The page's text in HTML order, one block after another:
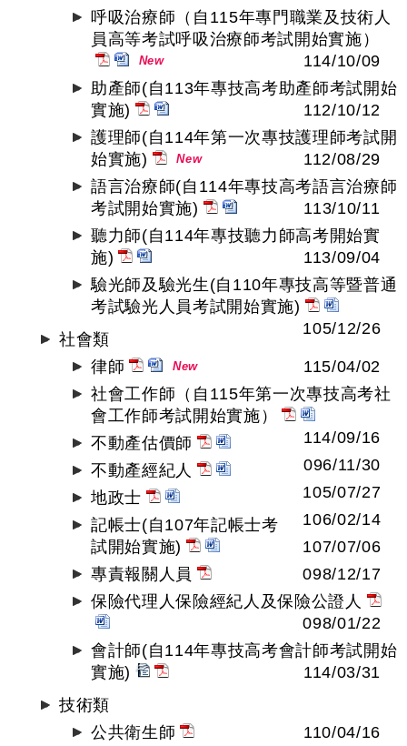
呼吸治療師（自115年專門職業及技術人
員高等考試呼吸治療師考試開始實施）
New
114/10/09
助產師(自113年專技高考助產師考試開始
實施)
112/10/12
護理師(自114年第一次專技護理師考試開
始實施)
New
112/08/29
語言治療師(自114年專技高考語言治療師
考試開始實施)
113/10/11
聽力師(自114年專技聽力師高考開始實
施)
113/09/04
驗光師及驗光生(自110年專技高等暨普通
考試驗光人員考試開始實施)
105/12/26
社會類
律師
New
115/04/02
社會工作師（自115年第一次專技高考社
會工作師考試開始實施）
114/09/16
不動產估價師
096/11/30
不動產經紀人
105/07/27
地政士
106/02/14
記帳士(自107年記帳士考
試開始實施)
107/07/06
專責報關人員
098/12/17
保險代理人保險經紀人及保險公證人
098/01/22
會計師(自114年專技高考會計師考試開始
實施)
114/03/31
技術類
公共衛生師
110/04/16